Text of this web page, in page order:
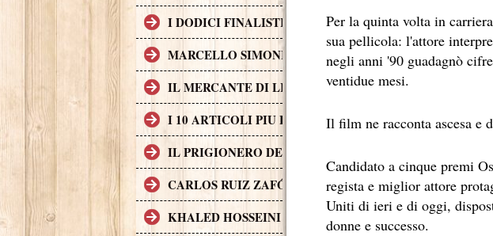
I DODICI FINALISTI IN DELLA SESSANTASETTESIMA
MARCELLO SIMONI GIOVANE SCRITTORE ORMAI
IL MERCANTE DI LIBRI MALEDETTI RAPPRESENTA
I 10 ARTICOLI PIU LETTI SUL SITO RACCOMANDATI
IL PRIGIONERO DEL CIELO, TERZO CAPITOLO DI
CARLOS RUIZ ZAFÓN TRADOTTO IN OLTRE 40
KHALED HOSSEINI L'AUTORE DEL LIBRO
Per la quinta volta in
sua pellicola: l'attore
negli anni '90 guadagnò
ventidue mesi.
Il film ne racconta ascesa e
Candidato a cinque premi
regista e miglior attore
Uniti di ieri e di oggi,
donne e successo.